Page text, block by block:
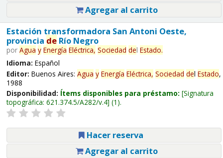
Agregar al carrito
Estación transformadora San Antoni Oeste,
provincia deRío Negro
por Agua y Energía Eléctrica, Sociedad del Estado.
Idioma: Español
Editor: Buenos Aires: Agua y Energía Eléctrica, Sociedad del Estado,
1988
Disponibilidad: Ítems disponibles para préstamo: Signatura
topográfica: 621.374.5/A282/v.4 (1).
Hacer reserva
Agregar al carrito